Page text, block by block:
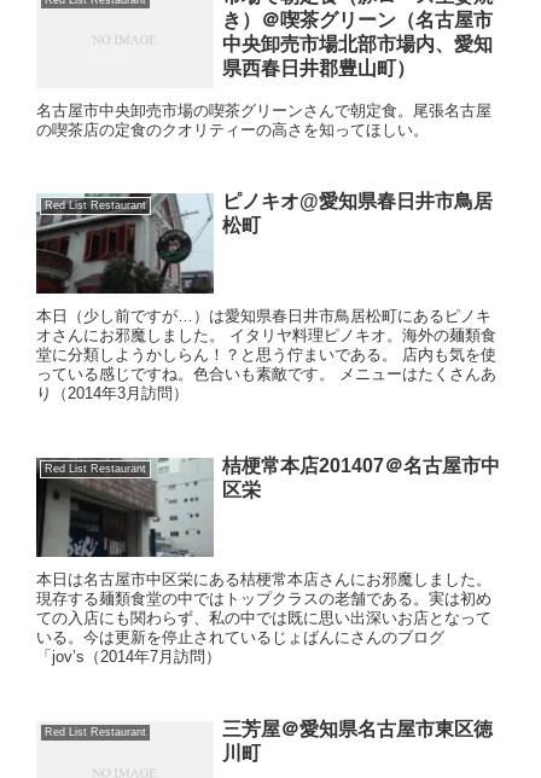
き）＠喫茶グリーン（名古屋市
中央卸売市場北部市場内、愛知
県西春日井郡豊山町）
名古屋市中央卸売市場の喫茶グリーンさんで朝定食。尾張名古屋
の喫茶店の定食のクオリティーの高さを知ってほしい。
Red List Restaurant
ピノキオ@愛知県春日井市鳥居
松町
本日（少し前ですが…）は愛知県春日井市鳥居松町にあるピノキ
オさんにお邪魔しました。 イタリヤ料理ピノキオ。海外の麺類食
堂に分類しようかしらん！？と思う佇まいである。 店内も気を使
っている感じですね。色合いも素敵です。 メニューはたくさんあ
り（2014年3月訪問）
Red List Restaurant
桔梗常本店201407＠名古屋市中
区栄
本日は名古屋市中区栄にある桔梗常本店さんにお邪魔しました。
現存する麺類食堂の中ではトップクラスの老舗である。実は初め
ての入店にも関わらず、私の中では既に思い出深いお店となって
いる。今は更新を停止されているじょばんにさんのブログ
「jov’s（2014年7月訪問）
Red List Restaurant
三芳屋＠愛知県名古屋市東区徳
川町